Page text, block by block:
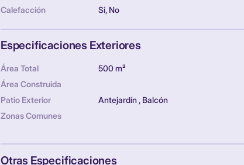
Calefacción
Si, No
Especificaciones Exteriores
Área Total
500 m²
Área Construida
Patio Exterior
Antejardín , Balcón
Zonas Comunes
Otras Especificaciones